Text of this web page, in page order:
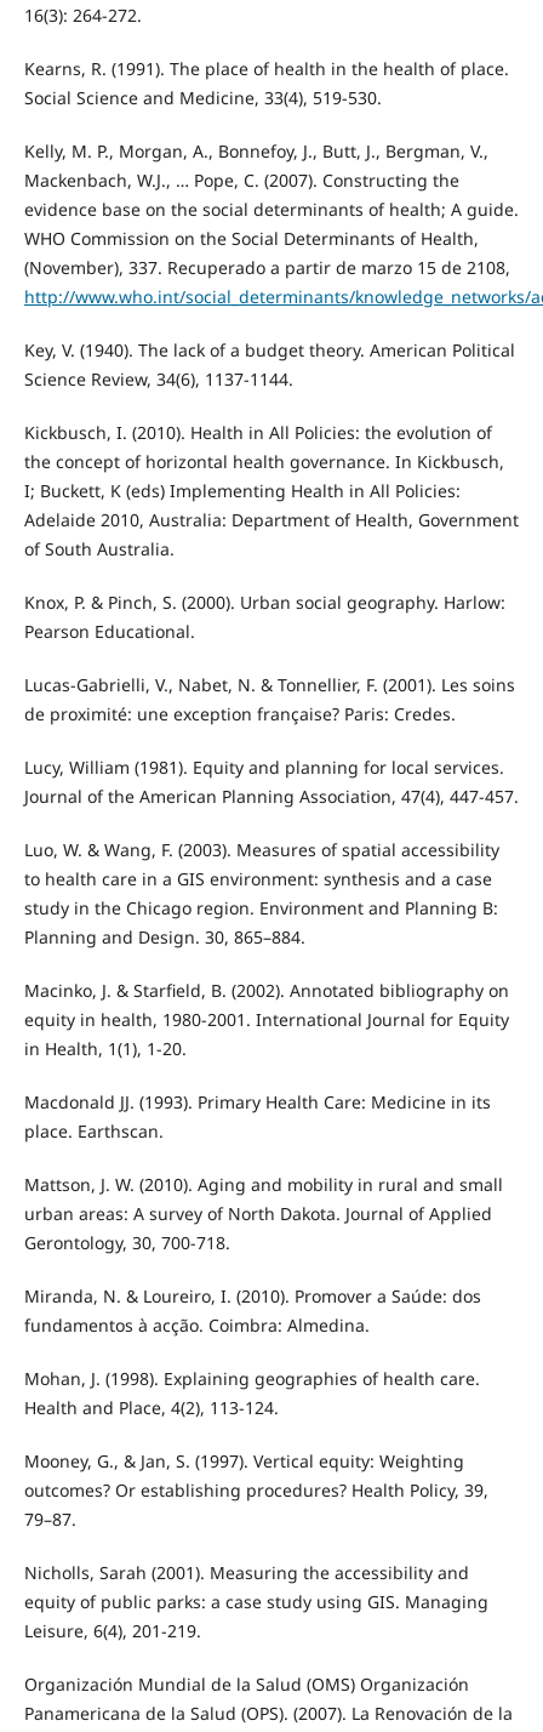
16(3): 264-272.
Kearns, R. (1991). The place of health in the health of place.
Social Science and Medicine, 33(4), 519-530.
Kelly, M. P., Morgan, A., Bonnefoy, J., Butt, J., Bergman, V.,
Mackenbach, W.J., … Pope, C. (2007). Constructing the
evidence base on the social determinants of health; A guide.
WHO Commission on the Social Determinants of Health,
(November), 337. Recuperado a partir de marzo 15 de 2108,
http://www.who.int/social_determinants/knowledge_networks/
Key, V. (1940). The lack of a budget theory. American Political
Science Review, 34(6), 1137-1144.
Kickbusch, I. (2010). Health in All Policies: the evolution of
the concept of horizontal health governance. In Kickbusch,
I; Buckett, K (eds) Implementing Health in All Policies:
Adelaide 2010, Australia: Department of Health, Government
of South Australia.
Knox, P. & Pinch, S. (2000). Urban social geography. Harlow:
Pearson Educational.
Lucas-Gabrielli, V., Nabet, N. & Tonnellier, F. (2001). Les soins
de proximité: une exception française? Paris: Credes.
Lucy, William (1981). Equity and planning for local services.
Journal of the American Planning Association, 47(4), 447-457.
Luo, W. & Wang, F. (2003). Measures of spatial accessibility
to health care in a GIS environment: synthesis and a case
study in the Chicago region. Environment and Planning B:
Planning and Design. 30, 865–884.
Macinko, J. & Starfield, B. (2002). Annotated bibliography on
equity in health, 1980-2001. International Journal for Equity
in Health, 1(1), 1-20.
Macdonald JJ. (1993). Primary Health Care: Medicine in its
place. Earthscan.
Mattson, J. W. (2010). Aging and mobility in rural and small
urban areas: A survey of North Dakota. Journal of Applied
Gerontology, 30, 700-718.
Miranda, N. & Loureiro, I. (2010). Promover a Saúde: dos
fundamentos à acção. Coimbra: Almedina.
Mohan, J. (1998). Explaining geographies of health care.
Health and Place, 4(2), 113-124.
Mooney, G., & Jan, S. (1997). Vertical equity: Weighting
outcomes? Or establishing procedures? Health Policy, 39,
79–87.
Nicholls, Sarah (2001). Measuring the accessibility and
equity of public parks: a case study using GIS. Managing
Leisure, 6(4), 201-219.
Organización Mundial de la Salud (OMS) Organización
Panamericana de la Salud (OPS). (2007). La Renovación de la